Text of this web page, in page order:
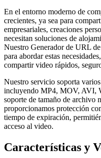
En el entorno moderno de
crecientes, ya sea para
empresariales, creaciones
necesitan soluciones de
Nuestro Generador de URL
para abordar estas
compartir video rápidos,
Nuestro servicio soporta
incluyendo MP4, MOV, AVI,
soporte de tamaño de archivo
proporcionamos protección
tiempo de expiración,
acceso al video.
Características y